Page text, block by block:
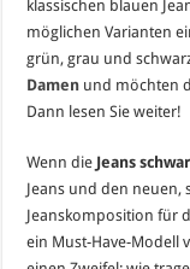
klassischen blauen
möglichen Varianten
grün, grau und
Damen und möchten
Dann lesen Sie weiter!
Wenn die Jeans
Jeans und den neuen,
Jeanskomposition für
ein Must-Have-Modell